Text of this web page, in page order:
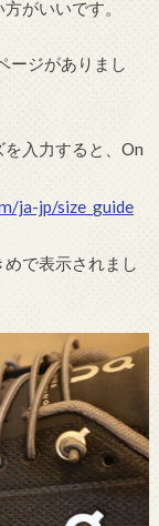
がいいです。
ージがありまし
入力すると、On
ja-jp/size_guide
で表示されまし